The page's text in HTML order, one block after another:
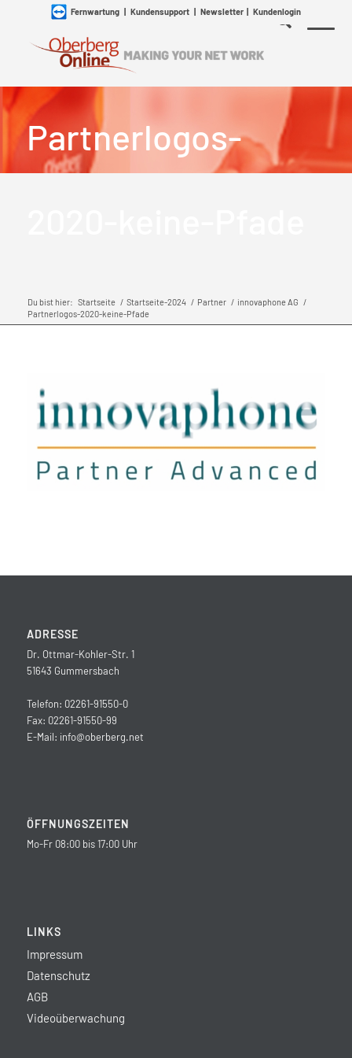
Fernwartung| Kundensupport| Newsletter| Kundenlogin
Partnerlogos-
Du bist hier: Startseite / Startseite-2024 / Partner / innovaphone AG /
Partnerlogos-2020-keine-Pfade
ADRESSE
Dr. Ottmar-Kohler-Str. 1
51643 Gummersbach
Telefon: 02261-91550-0
Fax: 02261-91550-99
E-Mail: info@oberberg.net
ÖFFNUNGSZEITEN
Mo-Fr 08:00 bis 17:00 Uhr
LINKS
Impressum
Datenschutz
AGB
Videoüberwachung